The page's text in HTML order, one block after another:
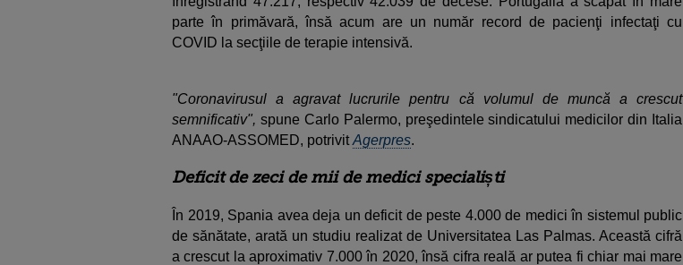
parte în primăvară, însă acum are un număr record de pacienţi infectaţi cu
COVID la secţiile de terapie intensivă.
"Coronavirusul a agravat lucrurile pentru că volumul de muncă a crescut
semnificativ", spune Carlo Palermo, preşedintele sindicatului medicilor din Italia
ANAAO-ASSOMED, potrivitAgerpres.
Deficit de zeci de mii de medici specialiști
În 2019, Spania avea deja un deficit de peste 4.000 de medici în sistemul public
de sănătate, arată un studiu realizat de Universitatea Las Palmas. Această cifră
a crescut la aproximativ 7.000 în 2020, însă cifra reală ar putea fi chiar mai mare